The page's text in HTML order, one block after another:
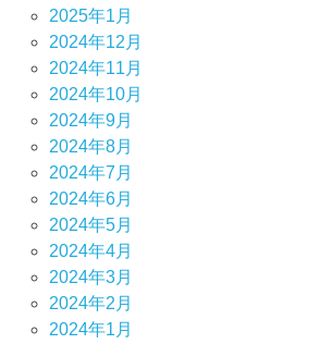
2025年1月
2024年12月
2024年11月
2024年10月
2024年9月
2024年8月
2024年7月
2024年6月
2024年5月
2024年4月
2024年3月
2024年2月
2024年1月